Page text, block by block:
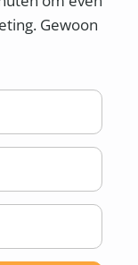
Gewoon